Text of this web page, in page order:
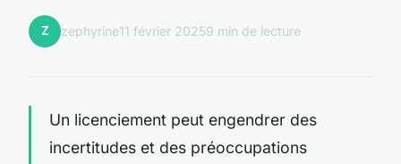
Z zephyrine11 février 20259 min de lecture
Un licenciement peut engendrer des
incertitudes et des préoccupations